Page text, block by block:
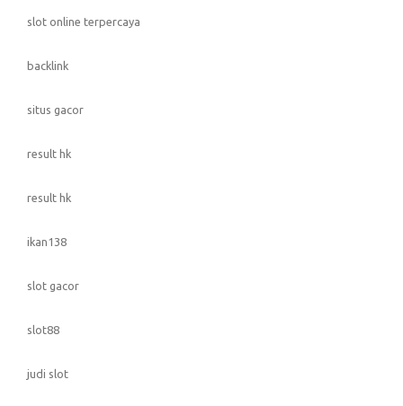
slot online terpercaya
backlink
situs gacor
result hk
result hk
ikan138
slot gacor
slot88
judi slot